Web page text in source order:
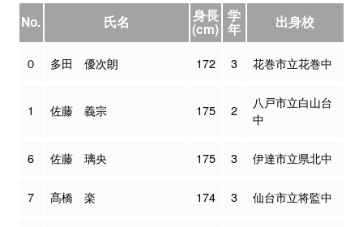
No. 氏名 身長
(cm)
学
年 出身校
０ 多田 優次朗 172 3 花巻市立花巻中
1 佐藤 義宗 175 2
八戸市立白山台
中
6 佐藤 璃央 175 3 伊達市立県北中
7 髙橋 楽 174 3 仙台市立将監中